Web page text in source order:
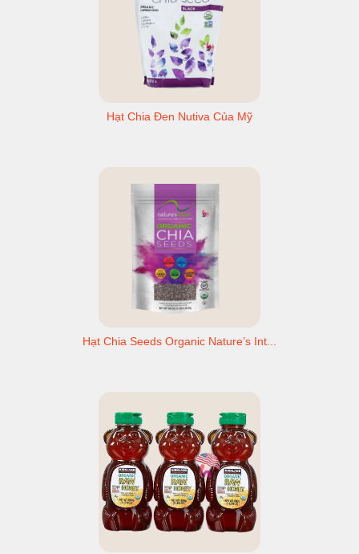
Hạt Chia Đen Nutiva Của Mỹ
Hạt Chia Seeds Organic Nature’s Int...